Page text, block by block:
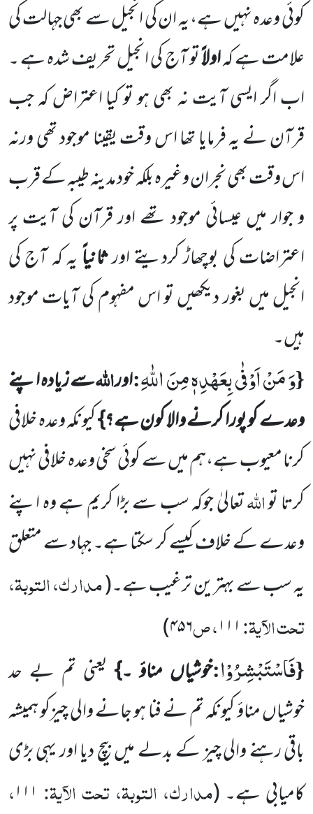
کوئی وعدہ نہیں ہے، یہ ان کی انجیل سے بھی جہالت کی
علامت ہے کہاولاًتو آج کی انجیل تحریف شدہ ہے ۔
اب اگر ایسی آیت نہ بھی ہو تو کیا اعتراض کہ جب
قرآن نے یہ فرمایا تھا اس وقت یقینا موجود تھی ورنہ
اس وقت بھی نجران وغیرہ بلکہ خود مدینہ طیبہ کے قرب
و جوار میں عیسائی موجود تھے اور قرآن کی آیت پر
اعتراضات کی بوچھاڑ کردیتے اورثانیاًیہ کہ آج کی
انجیل میں بغور دیکھیں تو اس مفہوم کی آیات موجود
ہیں۔
{وَ مَنْ اَوْفٰى بِعَهْدِهٖ مِنَ اللّٰهِ:اوراللہسے زیادہ اپنے
وعدے کو پورا کرنے والا کون ہے؟}کیونکہ وعدہ خلافی
کرنا معیوب ہے،ہم میں سے کوئی سخی وعدہ خلافی نہیں
کرتا تواللہتعالیٰ جوکہ سب سے بڑا کریم ہے وہ اپنے
وعدے کے خلاف کیسے کر سکتا ہے۔ جہاد سے متعلق
یہ سب سے بہترین ترغیب ہے۔(مدارک، التوبۃ،
تحت الآیۃ:۱۱۱، ص۴۵۶)
{فَاسْتَبْشِرُوْا:خوشیاں مناؤ ۔} یعنی تم بے حد
خوشیاں مناؤ کیونکہ تم نے فنا ہو جانے والی چیزکو ہمیشہ
باقی رہنے والی چیز کے بدلے میں بیچ دیا اور یہی بڑی
کامیابی ہے۔ (مدارک، التوبۃ، تحت الآیۃ: ۱۱۱،